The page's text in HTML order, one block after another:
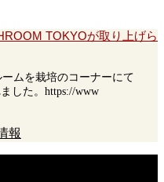
TOKYOが取り上げら
ムを栽培のコーナーにて
した。https://www
報